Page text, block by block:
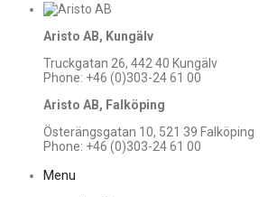
Aristo AB, Kungälv
Truckgatan 26, 442 40 Kungälv
Phone: +46 (0)303-24 61 00
Aristo AB, Falköping
Österängsgatan 10, 521 39 Falköping
Phone: +46 (0)303-24 61 00
Menu